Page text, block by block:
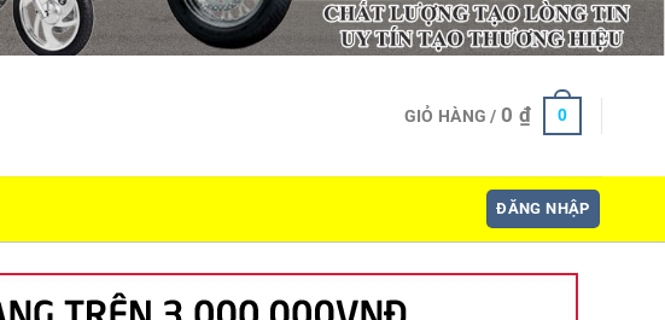
GIỎ HÀNG / 0 ₫ 0
ĐĂNG NHẬP